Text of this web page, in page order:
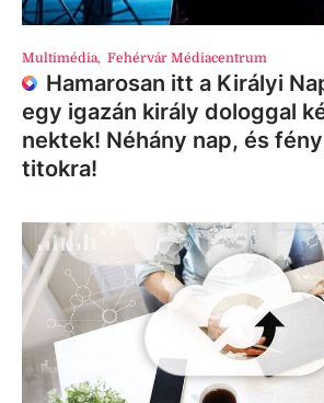
Multimédia, Fehérvár Médiacentrum
Hamarosan itt a Királyi
egy igazán király dologgal
nektek! Néhány nap, és
titokra!